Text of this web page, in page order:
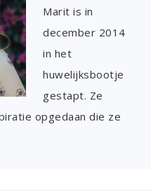
Marit is in
december 2014
in het
huwelijksbootje
gestapt. Ze
opgedaan die ze